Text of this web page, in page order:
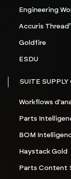
Engineering
Accuris
Goldfire
ESDU
SUITE
Workflows
Parts
BOM
Haystack Gold
Parts Content